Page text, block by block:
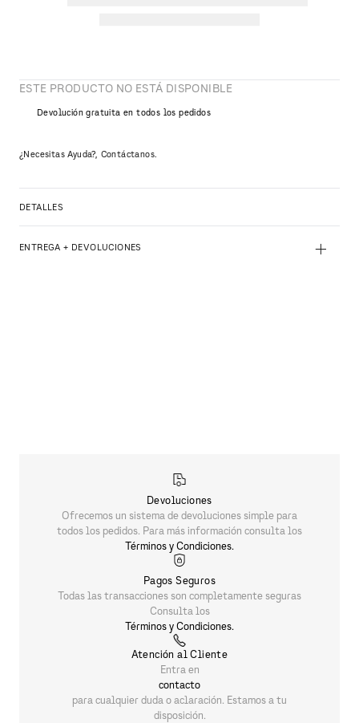
ESTE PRODUCTO NO ESTÁ DISPONIBLE
Devolución gratuita en todos los pedidos
¿Necesitas Ayuda?, Contáctanos.
DETALLES
ENTREGA + DEVOLUCIONES +
Devoluciones
Ofrecemos un sistema de devoluciones simple para
todos los pedidos. Para más información consulta los
Términos y Condiciones.
Pagos Seguros
Todas las transacciones son completamente seguras
Consulta los
Términos y Condiciones.
Atención al Cliente
Entra en
contacto
para cualquier duda o aclaración. Estamos a tu
disposición.